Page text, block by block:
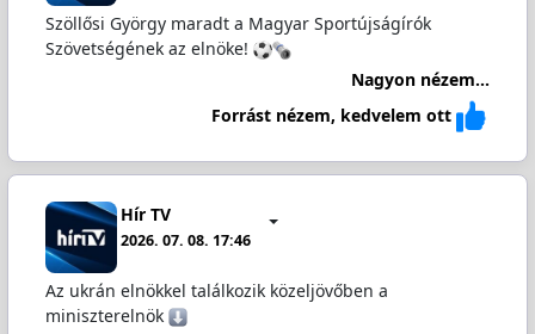
Szöllősi György maradt a Magyar Sportújságírók
Szövetségének az elnöke!
Nagyon nézem...
Forrást nézem, kedvelem ott
Hír TV
2026. 07. 08. 17:46
Az ukrán elnökkel találkozik közeljövőben a
miniszterelnök